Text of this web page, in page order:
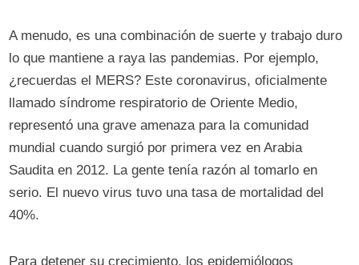
A menudo, es una combinación de suerte y trabajo duro
lo que mantiene a raya las pandemias. Por ejemplo,
¿recuerdas el MERS? Este coronavirus, oficialmente
llamado síndrome respiratorio de Oriente Medio,
representó una grave amenaza para la comunidad
mundial cuando surgió por primera vez en Arabia
Saudita en 2012. La gente tenía razón al tomarlo en
serio. El nuevo virus tuvo una tasa de mortalidad del
40%.
Para detener su crecimiento, los epidemiólogos